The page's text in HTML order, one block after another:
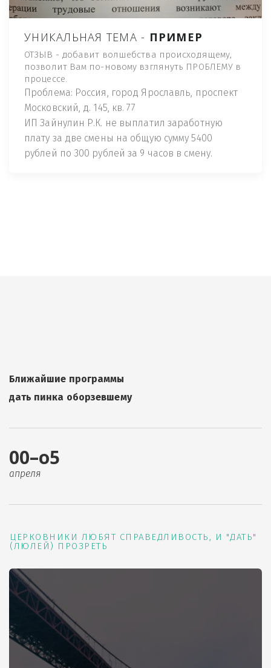
УНИКАЛЬНАЯ ТЕМА - ПРИМЕР
ОТЗЫВ - добавит волшебства происходящему,
позволит Вам по-новому взглянуть ПРОБЛЕМУ в
процессе.
Проблема: Россия, город Ярославль, проспект
Московский, д. 145, кв. 77
ИП Зайнулин Р.К. не выплатил заработную
плату за две смены на общую сумму 5400
рублей по 300 рублей за 9 часов в смену.
Ближайшие программы
дать пинка оборзевшему
00–о5
апреля
ЦЕРКОВНИКИ ЛЮБЯТ СПРАВЕДЛИВОСТЬ, И "ДАТЬ"
(ЛЮЛЕЙ) ПРОЗРЕТЬ